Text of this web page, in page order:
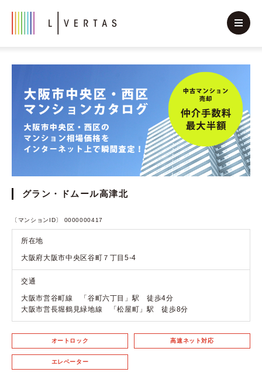
グラン・ドムール高津北
〔マンションID〕 0000000417
所在地
大阪府大阪市中央区谷町７丁目5-4
交通
大阪市営谷町線 「谷町六丁目」駅 徒歩4分
大阪市営長堀鶴見緑地線 「松屋町」駅 徒歩8分
オートロック 高速ネット対応
エレベーター